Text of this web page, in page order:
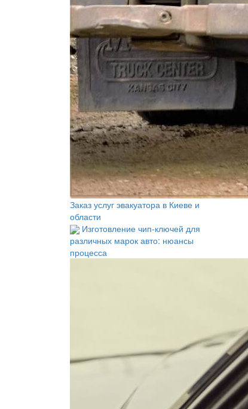
Заказ услуг эвакуатора в Киеве и
области
Изготовление чип-ключей для
различных марок авто: нюансы
процесса